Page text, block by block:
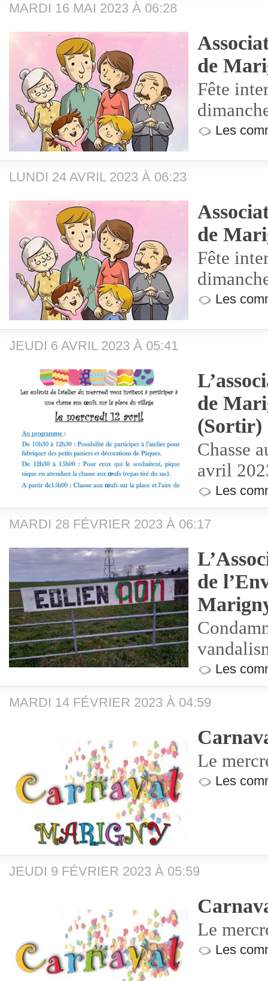
MARDI 16 MAI 2023 À 06:28
de
Fête
Les
LUNDI 24 AVRIL 2023 À 06:23
de
Fête
Les
JEUDI 6 AVRIL 2023 À 05:41
de
(Sortir)
Chasse
avril
Les
MARDI 28 FÉVRIER 2023 À 06:17
de
Les
MARDI 14 FÉVRIER 2023 À 04:59
Le
Les
JEUDI 9 FÉVRIER 2023 À 05:59
Le
Les